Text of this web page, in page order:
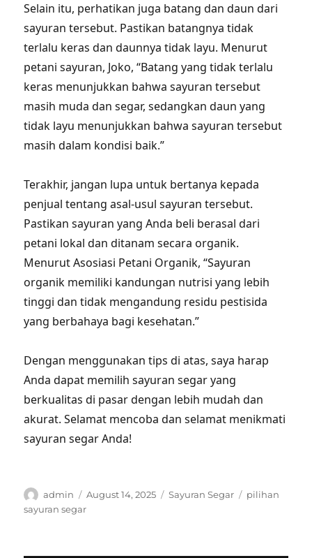
Selain itu, perhatikan juga batang dan daun dari
sayuran tersebut. Pastikan batangnya tidak
terlalu keras dan daunnya tidak layu. Menurut
petani sayuran, Joko, “Batang yang tidak terlalu
keras menunjukkan bahwa sayuran tersebut
masih muda dan segar, sedangkan daun yang
tidak layu menunjukkan bahwa sayuran tersebut
masih dalam kondisi baik.”
Terakhir, jangan lupa untuk bertanya kepada
penjual tentang asal-usul sayuran tersebut.
Pastikan sayuran yang Anda beli berasal dari
petani lokal dan ditanam secara organik.
Menurut Asosiasi Petani Organik, “Sayuran
organik memiliki kandungan nutrisi yang lebih
tinggi dan tidak mengandung residu pestisida
yang berbahaya bagi kesehatan.”
Dengan menggunakan tips di atas, saya harap
Anda dapat memilih sayuran segar yang
berkualitas di pasar dengan lebih mudah dan
akurat. Selamat mencoba dan selamat menikmati
sayuran segar Anda!
Author
admin
Posted
on
August 14, 2025 Categories
Sayuran Segar Tags
pilihan
sayuran segar